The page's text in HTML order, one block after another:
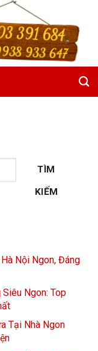
391 684
933 647
TÌM
KIẾM
Nội Ngon, Đáng
Ngon: Top
Tại Nhà Ngon